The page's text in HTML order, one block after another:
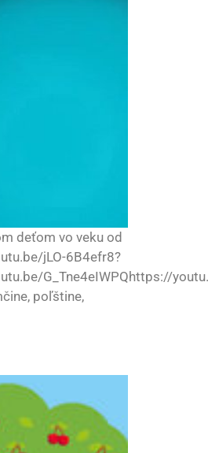
deťom vo veku od
jLO-6B4efr8?
G_Tne4eIWPQhttps://
poľštine,